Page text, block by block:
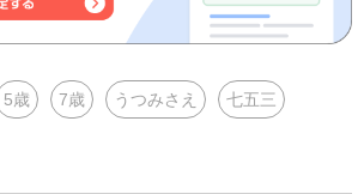
5歳 7歳 うつみさえ 七五三